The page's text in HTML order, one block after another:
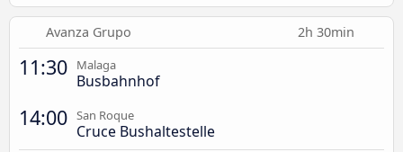
Avanza Grupo 2h 30min
11:30 Malaga
Busbahnhof
14:00 San Roque
Cruce Bushaltestelle